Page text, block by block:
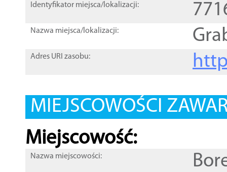
Identyfikator miejsca/lokalizacji:
Nazwa miejsca/lokalizacji:
Adres URI zasobu:
MIEJSCOWOŚCI
Miejscowość:
Nazwa miejscowości: